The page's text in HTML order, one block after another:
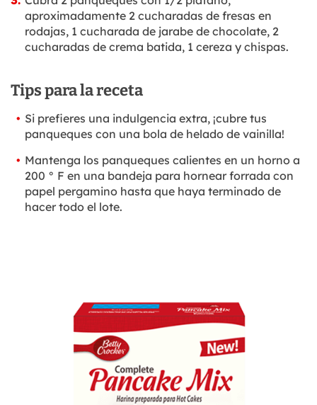
aproximadamente 2 cucharadas de fresas en
rodajas, 1 cucharada de jarabe de chocolate, 2
cucharadas de crema batida, 1 cereza y chispas.
Tips para la receta
Si prefieres una indulgencia extra, ¡cubre tus
panqueques con una bola de helado de vainilla!
Mantenga los panqueques calientes en un horno a
200 ° F en una bandeja para hornear forrada con
papel pergamino hasta que haya terminado de
hacer todo el lote.